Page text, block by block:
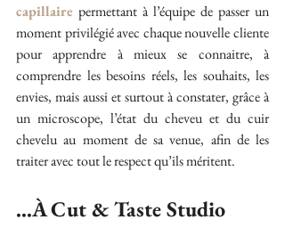
capillaire permettant à l’équipe de passer un
moment privilégié avec chaque nouvelle cliente
pour apprendre à mieux se connaitre, à
comprendre les besoins réels, les souhaits, les
envies, mais aussi et surtout à constater, grâce à
un microscope, l’état du cheveu et du cuir
chevelu au moment de sa venue, afin de les
traiter avec tout le respect qu’ils méritent.
…À Cut & Taste Studio